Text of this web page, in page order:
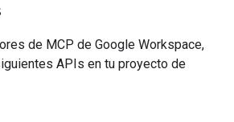
de MCP de Google Workspace,
APIs en tu proyecto de